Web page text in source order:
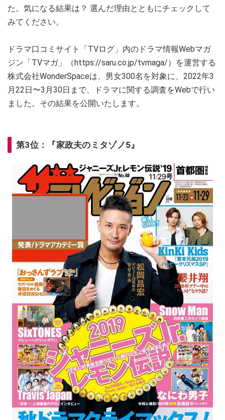
た。気になる結果は？ 選んだ理由とともにチェックして
みてください。
ドラマ口コミサイト「TVログ」内のドラマ情報Webマガ
ジン「TVマガ」（https://saru.co.jp/tvmaga/）を運営する
株式会社WonderSpaceは、男女300名を対象に、2022年3
月22日〜3月30日まで、ドラマに関する調査をWebで行い
ました。その結果を公開いたします。
第3位：『家政夫のミタゾノ5』